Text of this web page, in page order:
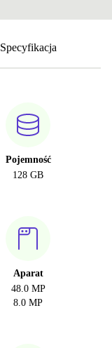
Specyfikacja
Pojemność
128 GB
Aparat
48.0 MP
8.0 MP